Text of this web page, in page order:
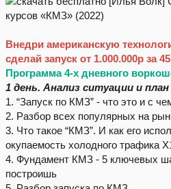
Внедри американскую
сделай запуск от 1.000.000р за
Программа 4-х дневного
1 день. Анализ ситуации и
1. “Запуск по КМЗ” - что это и с
2. Разбор всех популярных на
3. Что такое “КМЗ”. И как его
окупаемость холодного трафика
4. Фундамент КМЗ - 5 ключевых
построишь